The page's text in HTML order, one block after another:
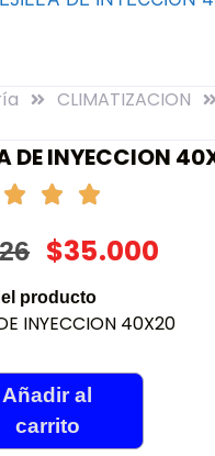
CLIMATIZACION
DE INYECCION
$35.000
producto
INYECCION 40X20
Añadir al
carrito